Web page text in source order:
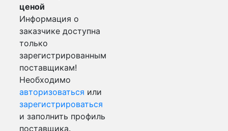
ценой
Информация о
заказчике доступна
только
зарегистрированным
поставщикам!
Необходимо
авторизоваться или
зарегистрироваться
и заполнить профиль
поставщика.